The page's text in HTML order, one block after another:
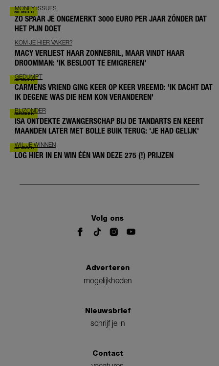
MONEY ISSUES
ZO SPAAR JE ONGEMERKT 3000 EURO PER JAAR ZÓNDER DAT
HET PIJN DOET
KOM JE HIER VAKER?
MACY VERLIEST HAAR ZONNEBRIL, MAAR VINDT HAAR
DROOMMAN: 'IK BESLOOT TE EMIGREREN'
GEDUMPT
CARMENS VRIEND GING KEER OP KEER VREEMD: 'IK DACHT DAT
IK DEGENE WAS DIE HEM KON VERANDEREN'
BIJZONDER
ISA ONTDEKTE ZWANGERSCHAP BIJ DE TANDARTS EN KEERT
MAANDEN LATER MET BOLLE BUIK TERUG: 'JE HAD GELIJK'
WIL JE WINNEN
LOG HIER IN EN WIN ÉÉN VAN DEZE 275 (!) PRIJZEN
Volg ons
Adverteren
mogelijkheden
Nieuwsbrief
schrijf je in
Contact